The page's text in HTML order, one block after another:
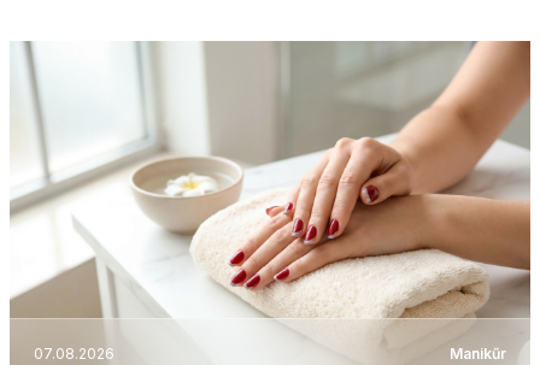
07.08.2026 Manikűr